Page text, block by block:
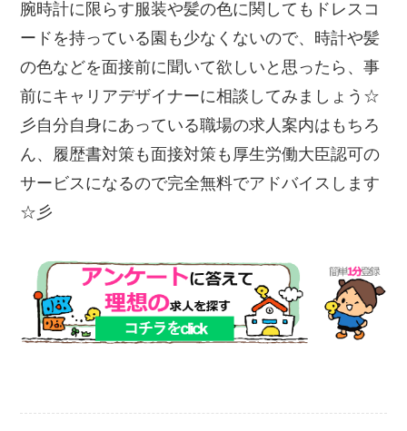
腕時計に限らす服装や髪の色に関してもドレスコ
ードを持っている園も少なくないので、時計や髪
の色などを面接前に聞いて欲しいと思ったら、事
前にキャリアデザイナーに相談してみましょう☆
彡自分自身にあっている職場の求人案内はもちろ
ん、履歴書対策も面接対策も厚生労働大臣認可の
サービスになるので完全無料でアドバイスします
☆彡